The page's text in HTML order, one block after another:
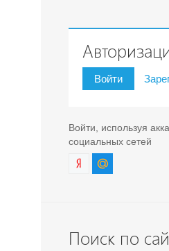
Войти
Войти, используя
социальных сетей
Поиск по